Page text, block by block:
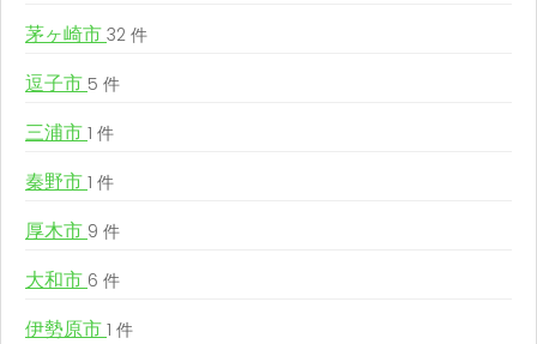
茅ヶ崎市 32 件
逗子市 5 件
三浦市 1 件
秦野市 1 件
厚木市 9 件
大和市 6 件
伊勢原市 1 件